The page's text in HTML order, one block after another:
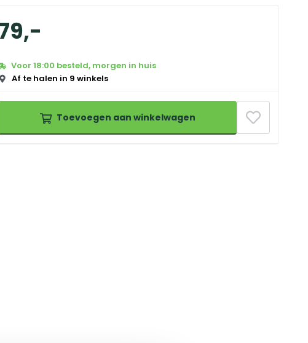
,-
Voor 18:00 besteld, morgen in huis
Af te halen in 9 winkels
Toevoegen aan winkelwagen